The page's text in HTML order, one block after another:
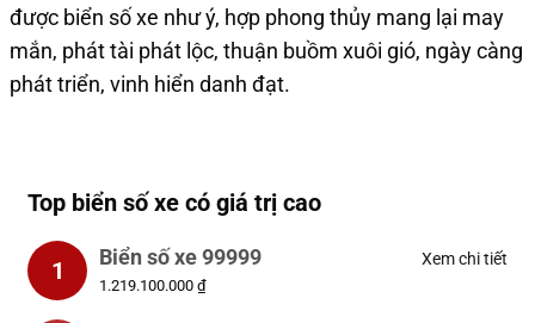
được biển số xe như ý, hợp phong thủy mang lại may
mắn, phát tài phát lộc, thuận buồm xuôi gió, ngày càng
phát triển, vinh hiển danh đạt.
Top biển số xe có giá trị cao
1 Biển số xe 99999
1.219.100.000 ₫
Xem chi tiết